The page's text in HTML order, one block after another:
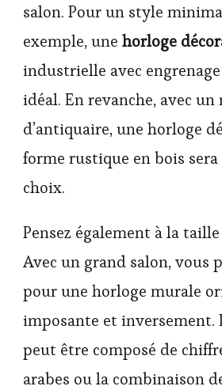
salon. Pour un style
exemple, une horloge
industrielle avec
idéal. En revanche, avec
d’antiquaire, une horloge
forme rustique en bois
choix.
Pensez également à la
Avec un grand salon, vous
pour une horloge murale
imposante et inversement.
peut être composé de
arabes ou la combinaison